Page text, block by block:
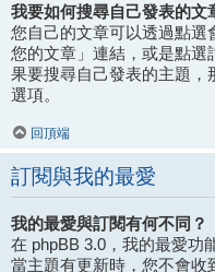
我要如何搜尋自己發表的文
您自己的文章可以透過點選
您的文章」連結，或是點選
果要搜尋自己發表的主題，
選項。
回頂端
訂閱與我的最愛
我的最愛與訂閱有何不同？
在 phpBB 3.0，我的最愛功
當主題有更新時，您不會收